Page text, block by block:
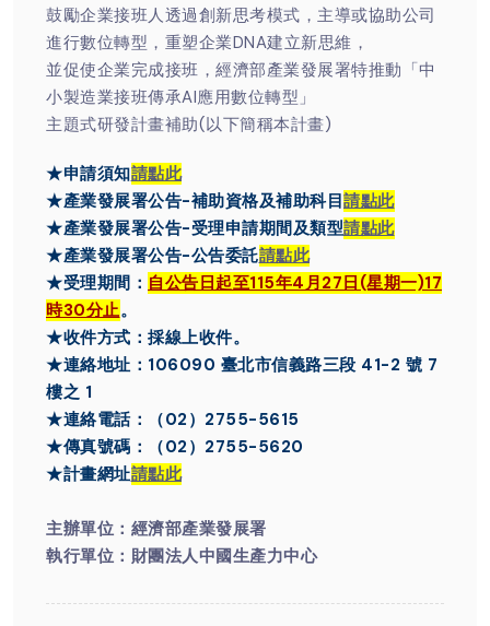
鼓勵企業接班人透過創新思考模式，主導或協助公司
進行數位轉型，重塑企業DNA建立新思維，
並促使企業完成接班，經濟部產業發展署特推動「中
小製造業接班傳承AI應用數位轉型」
主題式研發計畫補助(以下簡稱本計畫)
★申請須知請點此
★產業發展署公告-補助資格及補助科目請點此
★產業發展署公告-受理申請期間及類型請點此
★產業發展署公告-公告委託請點此
★受理期間： 自公告日起至115年4月27日(星期一)17
時30分止。
★收件方式：採線上收件。
★連絡地址：106090 臺北市信義路三段 41-2 號 7
樓之 1
★連絡電話：（02）2755-5615
★傳真號碼：（02）2755-5620
★計畫網址請點此
主辦單位：經濟部產業發展署
執行單位：財團法人中國生產力中心